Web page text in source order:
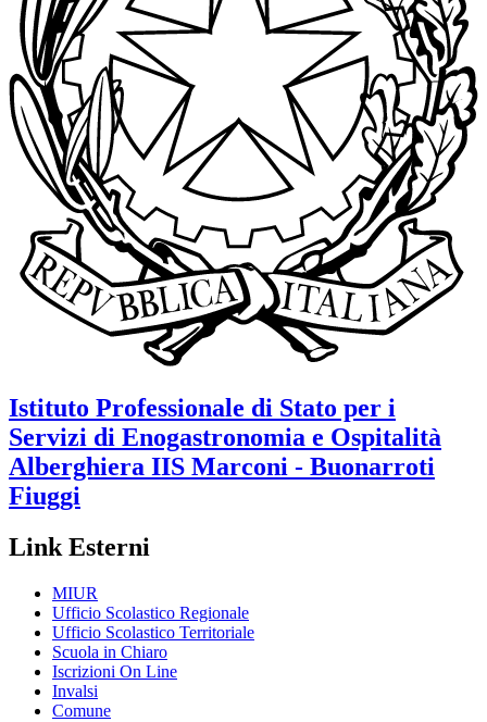
Istituto Professionale di Stato per i
Servizi di Enogastronomia e Ospitalità
Alberghiera IIS Marconi - Buonarroti
Fiuggi
Link Esterni
MIUR
Ufficio Scolastico Regionale
Ufficio Scolastico Territoriale
Scuola in Chiaro
Iscrizioni On Line
Invalsi
Comune